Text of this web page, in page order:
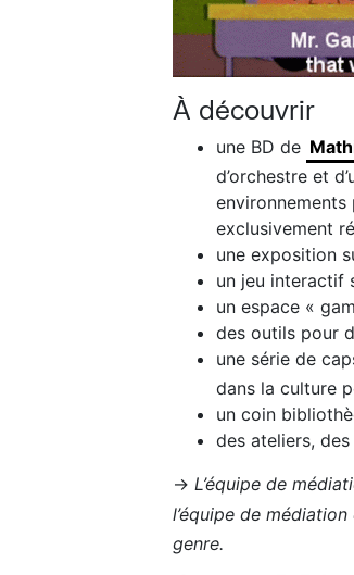
À découvrir
une BD de
d’orchestre et
exclusivement
une exposition
un jeu interactif
un espace «
des outils pour
une série de
dans la culture
un coin
des ateliers,
→ L’équipe de
l’équipe de médiation
genre.